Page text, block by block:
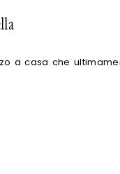
a casa che